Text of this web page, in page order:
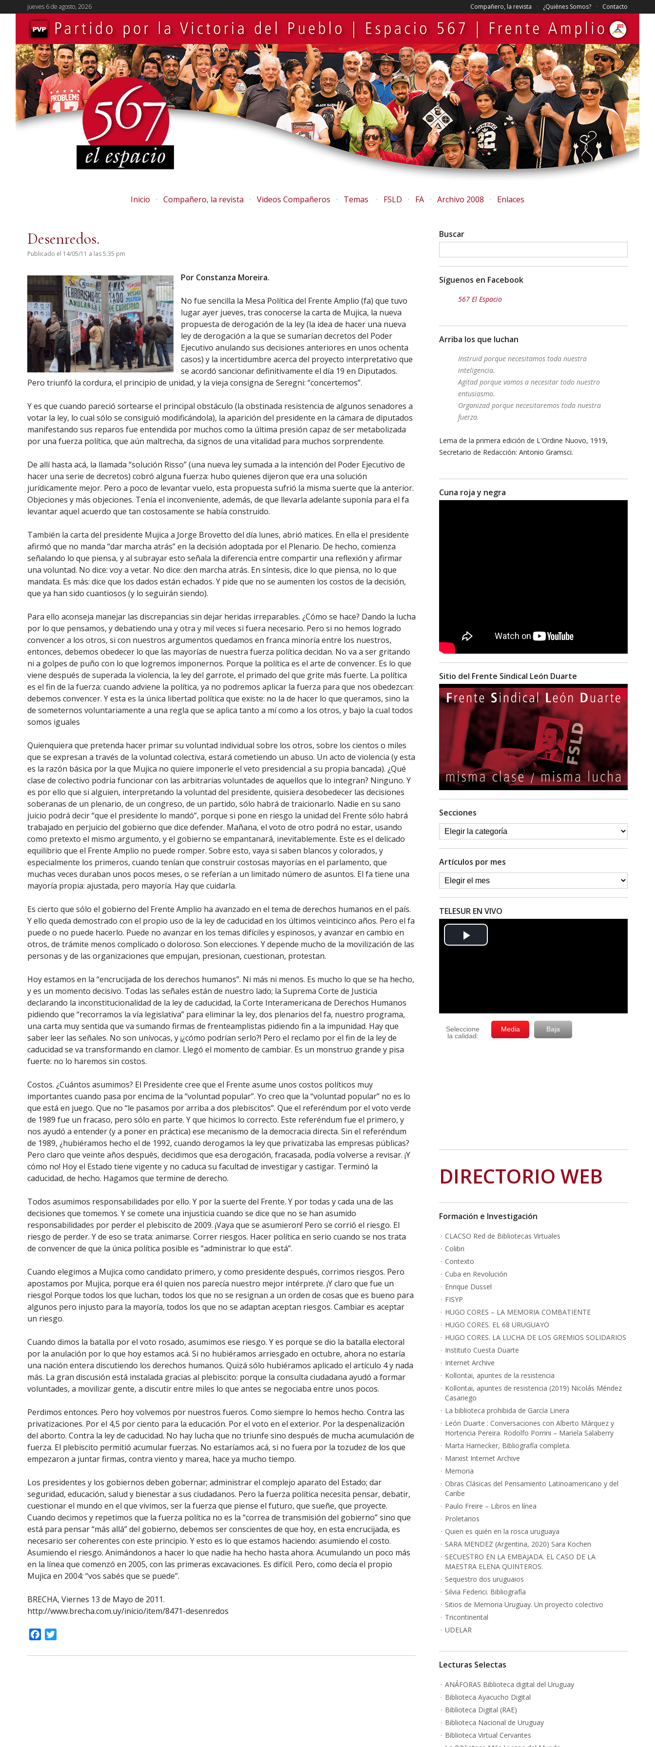
jueves 6 de agosto, 2026 Compañero, la revista ¿Quiénes Somos? Contacto
Inicio Compañero, la revista Videos Compañeros Temas FSLD FA Archivo 2008 Enlaces
Desenredos.
Publicado el 14/05/11 a las 5:35 pm
Por Constanza Moreira.
No fue sencilla la Mesa Política del Frente Amplio (fa) que tuvo
lugar ayer jueves, tras conocerse la carta de Mujica, la nueva
propuesta de derogación de la ley (la idea de hacer una nueva
ley de derogación a la que se sumarían decretos del Poder
Ejecutivo anulando sus decisiones anteriores en unos ochenta
casos) y la incertidumbre acerca del proyecto interpretativo que
se acordó sancionar definitivamente el día 19 en Diputados.
Pero triunfó la cordura, el principio de unidad, y la vieja consigna de Seregni: “concertemos”.
Y es que cuando pareció sortearse el principal obstáculo (la obstinada resistencia de algunos senadores a
votar la ley, lo cual sólo se consiguió modificándola), la aparición del presidente en la cámara de diputados
manifestando sus reparos fue entendida por muchos como la última presión capaz de ser metabolizada
por una fuerza política, que aún maltrecha, da signos de una vitalidad para muchos sorprendente.
De allí hasta acá, la llamada “solución Risso” (una nueva ley sumada a la intención del Poder Ejecutivo de
hacer una serie de decretos) cobró alguna fuerza: hubo quienes dijeron que era una solución
jurídicamente mejor. Pero a poco de levantar vuelo, esta propuesta sufrió la misma suerte que la anterior.
Objeciones y más objeciones. Tenía el inconveniente, además, de que llevarla adelante suponía para el fa
levantar aquel acuerdo que tan costosamente se había construido.
También la carta del presidente Mujica a Jorge Brovetto del día lunes, abrió matices. En ella el presidente
afirmó que no manda “dar marcha atrás” en la decisión adoptada por el Plenario. De hecho, comienza
señalando lo que piensa, y al subrayar esto señala la diferencia entre compartir una reflexión y afirmar
una voluntad. No dice: voy a vetar. No dice: den marcha atrás. En síntesis, dice lo que piensa, no lo que
mandata. Es más: dice que los dados están echados. Y pide que no se aumenten los costos de la decisión,
que ya han sido cuantiosos (y lo seguirán siendo).
Para ello aconseja manejar las discrepancias sin dejar heridas irreparables. ¿Cómo se hace? Dando la lucha
por lo que pensamos, y debatiendo una y otra y mil veces si fuera necesario. Pero si no hemos logrado
convencer a los otros, si con nuestros argumentos quedamos en franca minoría entre los nuestros,
entonces, debemos obedecer lo que las mayorías de nuestra fuerza política decidan. No va a ser gritando
ni a golpes de puño con lo que logremos imponernos. Porque la política es el arte de convencer. Es lo que
viene después de superada la violencia, la ley del garrote, el primado del que grite más fuerte. La política
es el fin de la fuerza: cuando adviene la política, ya no podremos aplicar la fuerza para que nos obedezcan:
debemos convencer. Y esta es la única libertad política que existe: no la de hacer lo que queramos, sino la
de someternos voluntariamente a una regla que se aplica tanto a mí como a los otros, y bajo la cual todos
somos iguales
Quienquiera que pretenda hacer primar su voluntad individual sobre los otros, sobre los cientos o miles
que se expresan a través de la voluntad colectiva, estará cometiendo un abuso. Un acto de violencia (y esta
es la razón básica por la que Mujica no quiere imponerle el veto presidencial a su propia bancada). ¿Qué
clase de colectivo podría funcionar con las arbitrarias voluntades de aquellos que lo integran? Ninguno. Y
es por ello que si alguien, interpretando la voluntad del presidente, quisiera desobedecer las decisiones
soberanas de un plenario, de un congreso, de un partido, sólo habrá de traicionarlo. Nadie en su sano
juicio podrá decir “que el presidente lo mandó”, porque si pone en riesgo la unidad del Frente sólo habrá
trabajado en perjuicio del gobierno que dice defender. Mañana, el voto de otro podrá no estar, usando
como pretexto el mismo argumento, y el gobierno se empantanará, inevitablemente. Este es el delicado
equilibrio que el Frente Amplio no puede romper. Sobre esto, vaya si saben blancos y colorados, y
especialmente los primeros, cuando tenían que construir costosas mayorías en el parlamento, que
muchas veces duraban unos pocos meses, o se referían a un limitado número de asuntos. El fa tiene una
mayoría propia: ajustada, pero mayoría. Hay que cuidarla.
Es cierto que sólo el gobierno del Frente Amplio ha avanzado en el tema de derechos humanos en el país.
Y ello queda demostrado con el propio uso de la ley de caducidad en los últimos veinticinco años. Pero el fa
puede o no puede hacerlo. Puede no avanzar en los temas difíciles y espinosos, y avanzar en cambio en
otros, de trámite menos complicado o doloroso. Son elecciones. Y depende mucho de la movilización de las
personas y de las organizaciones que empujan, presionan, cuestionan, protestan.
Hoy estamos en la “encrucijada de los derechos humanos”. Ni más ni menos. Es mucho lo que se ha hecho,
y es un momento decisivo. Todas las señales están de nuestro lado; la Suprema Corte de Justicia
declarando la inconstitucionalidad de la ley de caducidad, la Corte Interamericana de Derechos Humanos
pidiendo que “recorramos la vía legislativa” para eliminar la ley, dos plenarios del fa, nuestro programa,
una carta muy sentida que va sumando firmas de frenteamplistas pidiendo fin a la impunidad. Hay que
saber leer las señales. No son unívocas, y ¡¿cómo podrían serlo?! Pero el reclamo por el fin de la ley de
caducidad se va transformando en clamor. Llegó el momento de cambiar. Es un monstruo grande y pisa
fuerte: no lo haremos sin costos.
Costos. ¿Cuántos asumimos? El Presidente cree que el Frente asume unos costos políticos muy
importantes cuando pasa por encima de la “voluntad popular”. Yo creo que la “voluntad popular” no es lo
que está en juego. Que no “le pasamos por arriba a dos plebiscitos”. Que el referéndum por el voto verde
de 1989 fue un fracaso, pero sólo en parte. Y que hicimos lo correcto. Este referéndum fue el primero, y
nos ayudó a entender (y a poner en práctica) ese mecanismo de la democracia directa. Sin el referéndum
de 1989, ¿hubiéramos hecho el de 1992, cuando derogamos la ley que privatizaba las empresas públicas?
Pero claro que veinte años después, decidimos que esa derogación, fracasada, podía volverse a revisar. ¡Y
cómo no! Hoy el Estado tiene vigente y no caduca su facultad de investigar y castigar. Terminó la
caducidad, de hecho. Hagamos que termine de derecho.
Todos asumimos responsabilidades por ello. Y por la suerte del Frente. Y por todas y cada una de las
decisiones que tomemos. Y se comete una injusticia cuando se dice que no se han asumido
responsabilidades por perder el plebiscito de 2009. ¡Vaya que se asumieron! Pero se corrió el riesgo. El
riesgo de perder. Y de eso se trata: animarse. Correr riesgos. Hacer política en serio cuando se nos trata
de convencer de que la única política posible es “administrar lo que está”.
Cuando elegimos a Mujica como candidato primero, y como presidente después, corrimos riesgos. Pero
apostamos por Mujica, porque era él quien nos parecía nuestro mejor intérprete. ¡Y claro que fue un
riesgo! Porque todos los que luchan, todos los que no se resignan a un orden de cosas que es bueno para
algunos pero injusto para la mayoría, todos los que no se adaptan aceptan riesgos. Cambiar es aceptar
un riesgo.
Cuando dimos la batalla por el voto rosado, asumimos ese riesgo. Y es porque se dio la batalla electoral
por la anulación por lo que hoy estamos acá. Si no hubiéramos arriesgado en octubre, ahora no estaría
una nación entera discutiendo los derechos humanos. Quizá sólo hubiéramos aplicado el artículo 4 y nada
más. La gran discusión está instalada gracias al plebiscito: porque la consulta ciudadana ayudó a formar
voluntades, a movilizar gente, a discutir entre miles lo que antes se negociaba entre unos pocos.
Perdimos entonces. Pero hoy volvemos por nuestros fueros. Como siempre lo hemos hecho. Contra las
privatizaciones. Por el 4,5 por ciento para la educación. Por el voto en el exterior. Por la despenalización
del aborto. Contra la ley de caducidad. No hay lucha que no triunfe sino después de mucha acumulación de
fuerza. El plebiscito permitió acumular fuerzas. No estaríamos acá, si no fuera por la tozudez de los que
empezaron a juntar firmas, contra viento y marea, hace ya mucho tiempo.
Los presidentes y los gobiernos deben gobernar; administrar el complejo aparato del Estado; dar
seguridad, educación, salud y bienestar a sus ciudadanos. Pero la fuerza política necesita pensar, debatir,
cuestionar el mundo en el que vivimos, ser la fuerza que piense el futuro, que sueñe, que proyecte.
Cuando decimos y repetimos que la fuerza política no es la “correa de transmisión del gobierno” sino que
está para pensar “más allá” del gobierno, debemos ser conscientes de que hoy, en esta encrucijada, es
necesario ser coherentes con este principio. Y esto es lo que estamos haciendo: asumiendo el costo.
Asumiendo el riesgo. Animándonos a hacer lo que nadie ha hecho hasta ahora. Acumulando un poco más
en la línea que comenzó en 2005, con las primeras excavaciones. Es difícil. Pero, como decía el propio
Mujica en 2004: “vos sabés que se puede”.
BRECHA, Viernes 13 de Mayo de 2011.
http://www.brecha.com.uy/inicio/item/8471-desenredos
Facebook
Buscar
Síguenos en Facebook
567 El Espacio
Arriba los que luchan
Instruid porque necesitamos toda nuestra
inteligencia.
Agitad porque vamos a necesitar todo nuestro
entusiasmo.
Organizad porque necesitaremos toda nuestra
fuerza.
Lema de la primera edición de L'Ordine Nuovo, 1919,
Secretario de Redacción: Antonio Gramsci.
Cuna roja y negra
Sitio del Frente Sindical León Duarte
Secciones
Artículos por mes
TELESUR EN VIVO
DIRECTORIO WEB
Formación e Investigación
CLACSO Red de Bibliotecas Virtuales
Colibri
Contexto
Cuba en Revolución
Enrique Dussel
FISYP
HUGO CORES – LA MEMORIA COMBATIENTE
HUGO CORES. EL 68 URUGUAYO
HUGO CORES. LA LUCHA DE LOS GREMIOS SOLIDARIOS
Instituto Cuesta Duarte
Internet Archive
Kollontai, apuntes de la resistencia
Kollontai, apuntes de resistencia (2019) Nicolás Méndez
Casariego
La biblioteca prohibida de García Linera
León Duarte : Conversaciones con Alberto Márquez y
Hortencia Pereira. Rodolfo Porrini – Mariela Salaberry
Marta Harnecker, Bibliografía completa.
Marxist Internet Archive
Memoria
Obras Clásicas del Pensamiento Latinoamericano y del
Caribe
Paulo Freire – Libros en línea
Proletarios
Quien es quién en la rosca uruguaya
SARA MENDEZ (Argentina, 2020) Sara Kochen
SECUESTRO EN LA EMBAJADA. EL CASO DE LA
MAESTRA ELENA QUINTEROS.
Sequestro dos uruguaios
Silvia Federici. Bibliografía
Sitios de Memoria Uruguay. Un proyecto colectivo
Tricontinental
UDELAR
Lecturas Selectas
ANÁFORAS Biblioteca digital del Uruguay
Biblioteca Ayacucho Digital
Biblioteca Digital (RAE)
Biblioteca Nacional de Uruguay
Biblioteca Virtual Cervantes